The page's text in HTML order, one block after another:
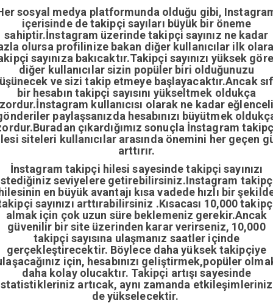
sosyal medya platformunda olduğu gibi,
içerisinde de takipçi sayıları büyük bir öneme
sahiptir.İnstagram üzerinde takipçi sayınız ne kadar
olursa profilinize bakan diğer kullanıcılar ilk
sayınıza bakıcaktır.Takipçi sayınızı yüksek
diğer kullanıcılar sizin popüler biri olduğunuzu
ve sizi takip etmeye başlayacaktır.Ancak
bir hesabın takipçi sayısını yükseltmek oldukça
kullanıcısı olarak ne kadar
paylaşsanızda hesabınızı büyütmek
çıkardığımız sonuçla İnstagram
siteleri kullanıcılar arasında önemini her geçen
arttırır.
İnstagram takipçi hilesi sayesinde takipçi sayınızı
seviyelere getirebilirsiniz.Instagram
en büyük avantajı kısa vadede hızlı bir
sayınızı arttırabilirsiniz .Kısacası 10,000
almak için çok uzun süre beklemeniz gerekir.Ancak
güvenilir bir site üzerinden karar verirseniz, 10,000
takipçi sayısına ulaşmanız saatler içinde
gerçekleştirecektir. Böylece daha yüksek takipçiye
için, hesabınızı geliştirmek,popüler
daha kolay olucaktır. Takipçi artışı sayesinde
artıcak, aynı zamanda
de yükselecektir.